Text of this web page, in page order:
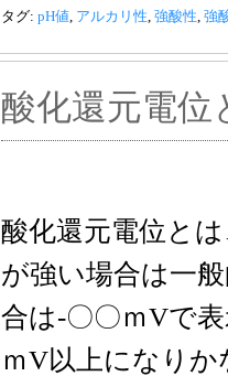
タグ: pH値 アルカリ性 強酸性 強
酸化還元電位
酸化還元電位と
が強い場合は一
合は-〇〇ｍVで
ｍV以上になり